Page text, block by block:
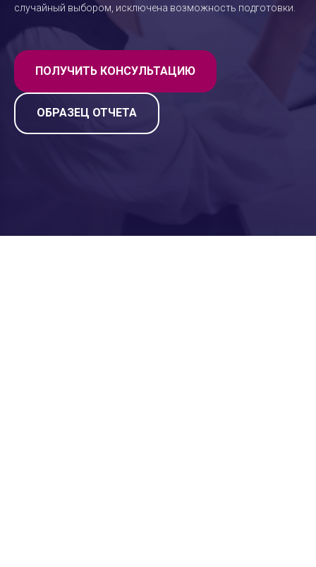
случайный выбором, исключена возможность подготовки.
ПОЛУЧИТЬ КОНСУЛЬТАЦИЮ
ОБРАЗЕЦ ОТЧЕТА